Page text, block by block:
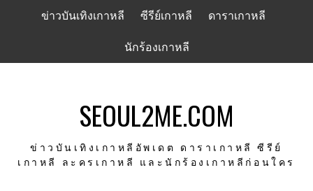
ข่าวบันเทิงเกาหลี ซีรีย์เกาหลี ดาราเกาหลี
นักร้องเกาหลี
SEOUL2ME.COM
ข่าวบันเทิงเกาหลีอัพเดต ดาราเกาหลี ซีรีย์
เกาหลี ละครเกาหลี และนักร้องเกาหลีก่อนใคร